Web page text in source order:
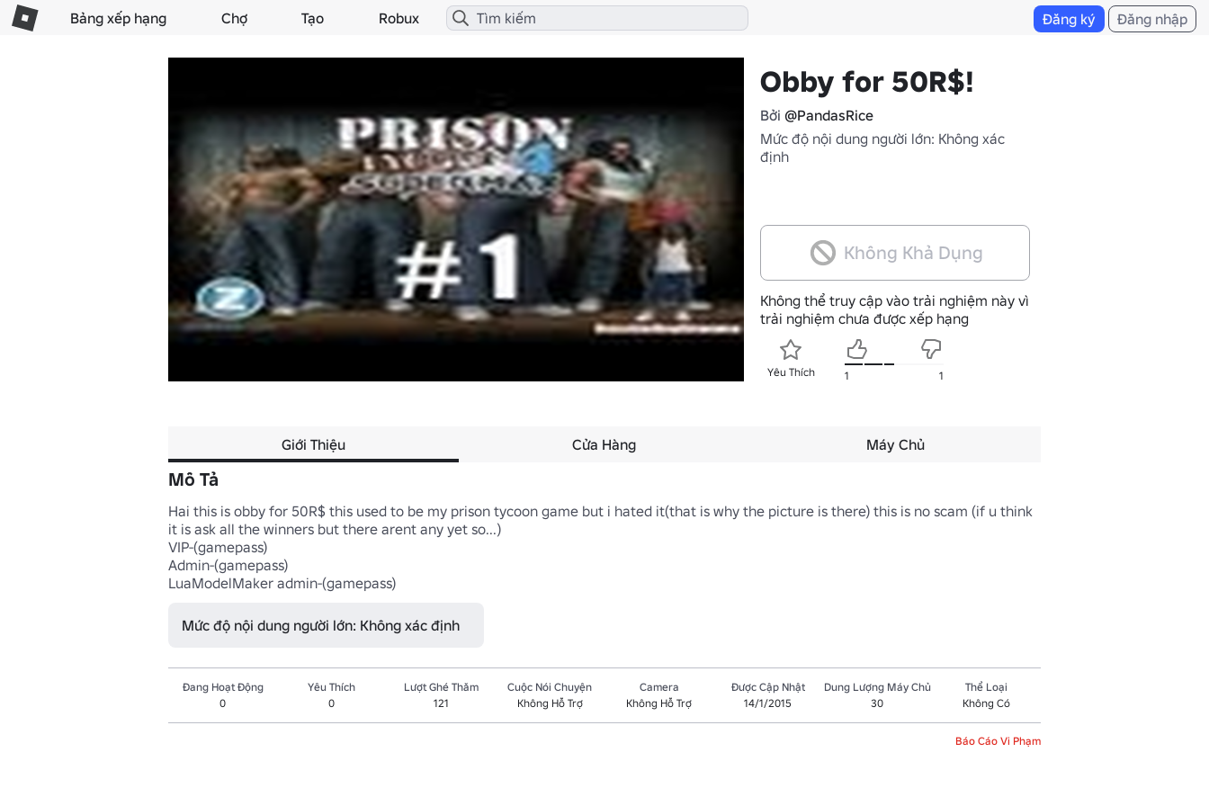
Bảng xếp hạng Chợ Tạo Robux Đăng ký Đăng nhập
Obby for 50R$!
Bởi @PandasRice
Mức độ nội dung người lớn: Không xác
định
Không Khả Dụng
Không thể truy cập vào trải nghiệm này vì
trải nghiệm chưa được xếp hạng
Yêu Thích 1 1
Giới Thiệu Cửa Hàng Máy Chủ
Mô Tả
Hai this is obby for 50R$ this used to be my prison tycoon game but i hated it(that is why the picture is there) this is no scam (if u think
it is ask all the winners but there arent any yet so...)
VIP-(gamepass)
Admin-(gamepass)
LuaModelMaker admin-(gamepass)
Mức độ nội dung người lớn: Không xác định
Đang Hoạt Động
0
Yêu Thích
0
Lượt Ghé Thăm
121
Cuộc Nói Chuyện
Không Hỗ Trợ
Camera
Không Hỗ Trợ
Được Cập Nhật
14/1/2015
Dung Lượng Máy Chủ
30
Thể Loại
Không Có
Báo Cáo Vi Phạm